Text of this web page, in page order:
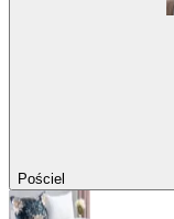
Pościel